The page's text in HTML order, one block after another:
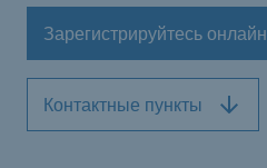
Зарегистрируйтесь онлайн
Контактные пункты